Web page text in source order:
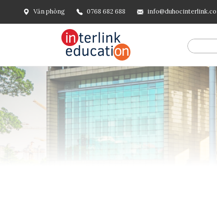
Văn phòng 0768 682 688
@include('frontend.layouts.schema-org', [ 'type' =>
url('/'), ], [ '@type' => 'ListItem', 'position' => 2, 'name' =>
=> url()->current(), ], ], ], ])